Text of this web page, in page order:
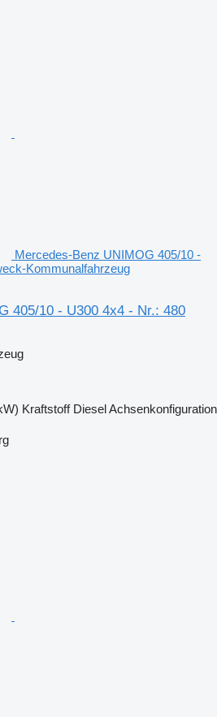
Mercedes-Benz UNIMOG 405/10 -
Kommunalfahrzeug
405/10 - U300 4x4 - Nr.: 480
Kraftstoff DieselAchsenkonfiguration